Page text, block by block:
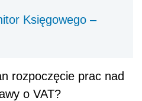
Księgowego –
rozpoczęcie prac nad
o VAT?